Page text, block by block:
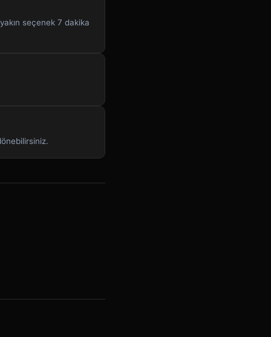
seçenek 7 dakika